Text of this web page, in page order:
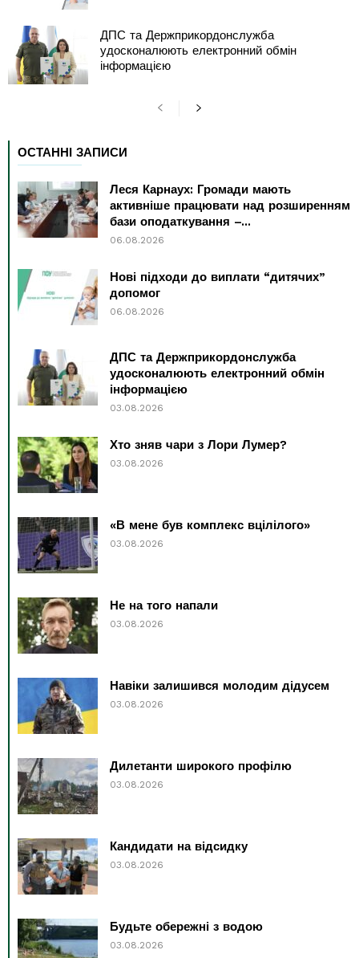
ДПС та Держприкордонслужба
удосконалюють електронний обмін
інформацією
ОСТАННІ ЗАПИСИ
Леся Карнаух: Громади мають
активніше працювати над розширенням
бази оподаткування –...
06.08.2026
Нові підходи до виплати “дитячих”
допомог
06.08.2026
ДПС та Держприкордонслужба
удосконалюють електронний обмін
інформацією
03.08.2026
Хто зняв чари з Лори Лумер?
03.08.2026
«В мене був комплекс вцілілого»
03.08.2026
Не на того напали
03.08.2026
Навіки залишився молодим дідусем
03.08.2026
Дилетанти широкого профілю
03.08.2026
Кандидати на відсидку
03.08.2026
Будьте обережні з водою
03.08.2026